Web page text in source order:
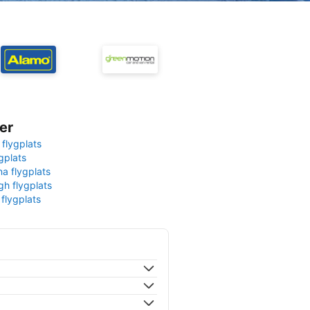
flygplats
flygplats
flygplats
flygplats